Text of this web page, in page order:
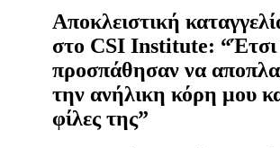
Aποκλειστική
στο CSI Institute: “Έτσι
προσπάθησαν να
την ανήλικη κόρη μου
φίλες της”